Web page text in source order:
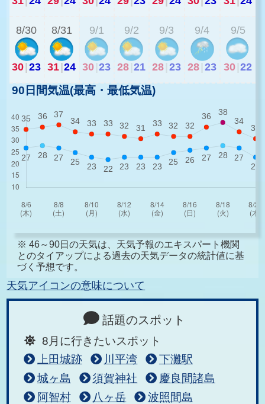
8/30
30 23
8/31
31 24
9/1
30 23
9/2
28 21
9/3
28 23
9/4
28 23
9/5
30 22
90日間気温(最高・最低気温)
※ 46～90日の天気は、天気予報のエキスパート機関
とのタイアップによる過去の天気データの統計値に基
づく予想です。
天気アイコンの意味について
話題のスポット
8月に行きたいスポット
上田城跡
川平湾
下灘駅
城ヶ島
須賀神社
慶良間諸島
阿智村
八ヶ岳
波照間島